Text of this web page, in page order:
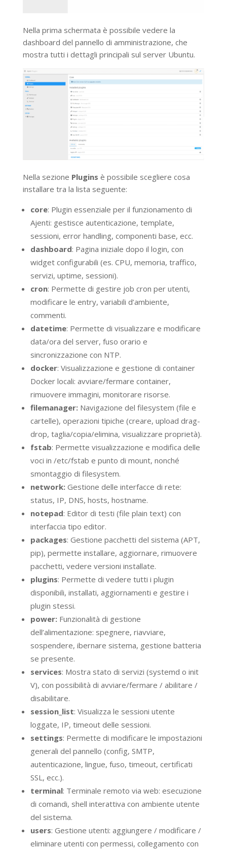
Nella prima schermata è possibile vedere la
dashboard del pannello di amministrazione, che
mostra tutti i dettagli principali sul server Ubuntu.
Nella sezione Plugins è possibile scegliere cosa
installare tra la lista seguente:
core: Plugin essenziale per il funzionamento di
Ajenti: gestisce autenticazione, template,
sessioni, error handling, componenti base, ecc.
dashboard: Pagina iniziale dopo il login, con
widget configurabili (es. CPU, memoria, traffico,
servizi, uptime, sessioni).
cron: Permette di gestire job cron per utenti,
modificare le entry, variabili d’ambiente,
commenti.
datetime: Permette di visualizzare e modificare
data/ora del server, fuso orario e
sincronizzazione con NTP.
docker: Visualizzazione e gestione di container
Docker locali: avviare/fermare container,
rimuovere immagini, monitorare risorse.
filemanager:Navigazione del filesystem (file e
cartelle), operazioni tipiche (creare, upload drag-
drop, taglia/copia/elimina, visualizzare proprietà).
fstab: Permette visualizzazione e modifica delle
voci in /etc/fstab e punto di mount, nonché
smontaggio di filesystem.
network:Gestione delle interfacce di rete:
status, IP, DNS, hosts, hostname.
notepad: Editor di testi (file plain text) con
interfaccia tipo editor.
packages: Gestione pacchetti del sistema (APT,
pip), permette installare, aggiornare, rimuovere
pacchetti, vedere versioni installate.
plugins: Permette di vedere tutti i plugin
disponibili, installati, aggiornamenti e gestire i
plugin stessi.
power:Funzionalità di gestione
dell’alimentazione: spegnere, riavviare,
sospendere, ibernare sistema, gestione batteria
se presente.
services: Mostra stato di servizi (systemd o init
V), con possibilità di avviare/fermare / abilitare /
disabilitare.
session_list: Visualizza le sessioni utente
loggate, IP, timeout delle sessioni.
settings: Permette di modificare le impostazioni
generali del pannello (config, SMTP,
autenticazione, lingue, fuso, timeout, certificati
SSL, ecc.).
terminal: Terminale remoto via web: esecuzione
di comandi, shell interattiva con ambiente utente
del sistema.
users: Gestione utenti: aggiungere / modificare /
eliminare utenti con permessi, collegamento con